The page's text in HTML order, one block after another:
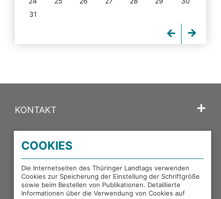
31
KONTAKT
PORTALE DES THÜRINGER LANDTAGS
EXTERNE LINKS
COOKIES
Die Internetseiten des Thüringer Landtags verwenden
Cookies zur Speicherung der Einstellung der Schriftgröße
sowie beim Bestellen von Publikationen. Detaillierte
Informationen über die Verwendung von Cookies auf